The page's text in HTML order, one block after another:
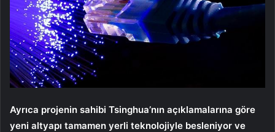
Ayrıca projenin sahibi Tsinghua’nın açıklamalarına göre
yeni altyapı tamamen yerli teknolojiyle besleniyor ve